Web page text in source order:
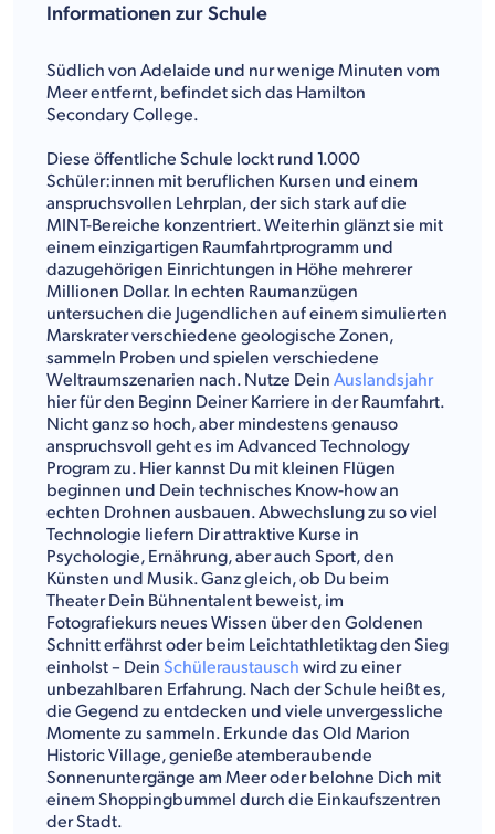
Informationen zur Schule
Südlich von Adelaide und nur wenige Minuten vom
Meer entfernt, befindet sich das Hamilton
Secondary College.
Diese öffentliche Schule lockt rund 1.000
Schüler:innen mit beruflichen Kursen und einem
anspruchsvollen Lehrplan, der sich stark auf die
MINT-Bereiche konzentriert. Weiterhin glänzt sie mit
einem einzigartigen Raumfahrtprogramm und
dazugehörigen Einrichtungen in Höhe mehrerer
Millionen Dollar. In echten Raumanzügen
untersuchen die Jugendlichen auf einem simulierten
Marskrater verschiedene geologische Zonen,
sammeln Proben und spielen verschiedene
Weltraumszenarien nach. Nutze Dein Auslandsjahr
hier für den Beginn Deiner Karriere in der Raumfahrt.
Nicht ganz so hoch, aber mindestens genauso
anspruchsvoll geht es im Advanced Technology
Program zu. Hier kannst Du mit kleinen Flügen
beginnen und Dein technisches Know-how an
echten Drohnen ausbauen. Abwechslung zu so viel
Technologie liefern Dir attraktive Kurse in
Psychologie, Ernährung, aber auch Sport, den
Künsten und Musik. Ganz gleich, ob Du beim
Theater Dein Bühnentalent beweist, im
Fotografiekurs neues Wissen über den Goldenen
Schnitt erfährst oder beim Leichtathletiktag den Sieg
einholst – Dein Schüleraustausch wird zu einer
unbezahlbaren Erfahrung. Nach der Schule heißt es,
die Gegend zu entdecken und viele unvergessliche
Momente zu sammeln. Erkunde das Old Marion
Historic Village, genieße atemberaubende
Sonnenuntergänge am Meer oder belohne Dich mit
einem Shoppingbummel durch die Einkaufszentren
der Stadt.